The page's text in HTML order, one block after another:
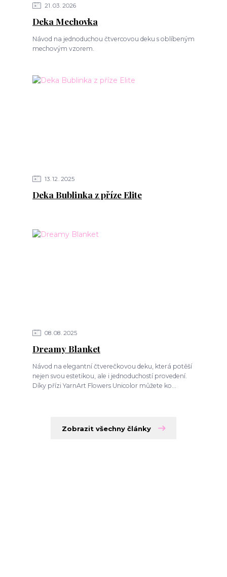
21 03 2026
Deka Mechovka
Návod na jednoduchou čtvercovou deku s oblíbeným
mechovým vzorem.
13 12 2025
Deka Bublinka z příze Elite
08 08 2025
Dreamy Blanket
Návod na elegantní čtverečkovou deku, která potěší
nejen svou estetikou, ale i jednoduchostí provedení.
Díky přízi YarnArt Flowers Unicolor můžete ko...
Zobrazit všechny články